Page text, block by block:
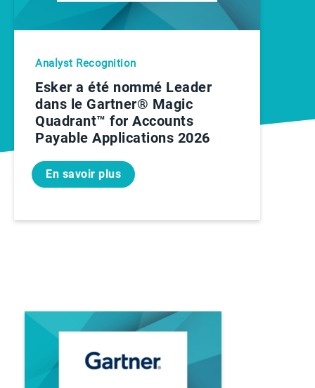
Analyst Recognition
Esker a été nommé Leader
dans le Gartner® Magic
Quadrant™ for Accounts
Payable Applications 2026
En savoir plus